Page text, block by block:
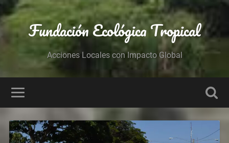
Fundación Ecológica Tropical
Acciones Locales con Impacto Global